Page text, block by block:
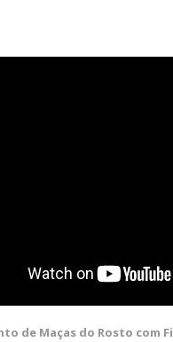
de Maças do Rosto com